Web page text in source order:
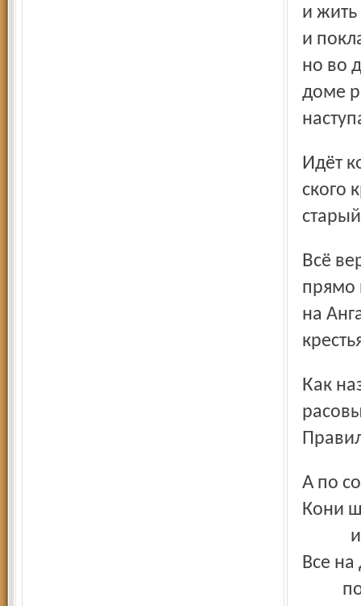
и
и
но во
доме
Идёт ко дну крестьянская Ангара, символ всего россий­
ского
Всё верно, но почему только «после нас»? Вот он, потоп,
прямо
на
Как называется уничтожение групп населения по
А по
Кони
и
Все на